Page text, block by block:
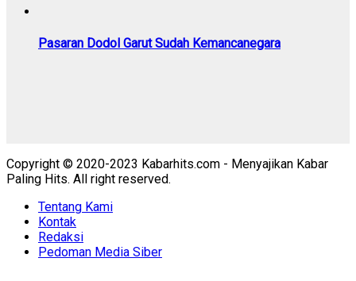
Pasaran Dodol Garut Sudah Kemancanegara
Copyright © 2020-2023 Kabarhits.com - Menyajikan Kabar
Paling Hits. All right reserved.
Tentang Kami
Kontak
Redaksi
Pedoman Media Siber